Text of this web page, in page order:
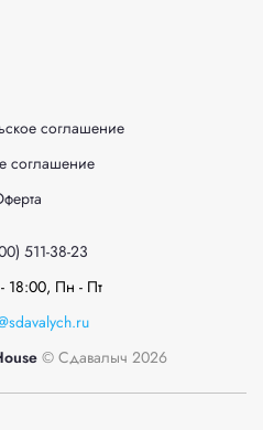
соглашение
соглашение
511-38-23
18:00, Пн - Пт
© Сдавалыч 2026